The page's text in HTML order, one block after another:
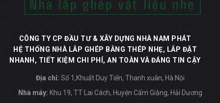
CÔNG TY CP ĐẦU TƯ & XÂY DỰNG NHÀ NAM PHÁT
HỆ THỐNG NHÀ LẮP GHÉP BẰNG THÉP NHẸ, LẮP ĐẶT
NHANH, TIẾT KIỆM CHI PHÍ, AN TOÀN VÀ ĐÁNG TIN CẬY
Địa chỉ: Số 1,Khuất Duy Tiến, Thanh xuân, Hà Nội
Nhà máy: Khu 19, TT Lai Cách, Huyện Cẩm Giằng, Hải Dương